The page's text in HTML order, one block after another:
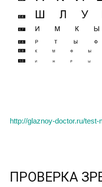
http://glaznoy-doctor.ru/test-
ПРОВЕРКА